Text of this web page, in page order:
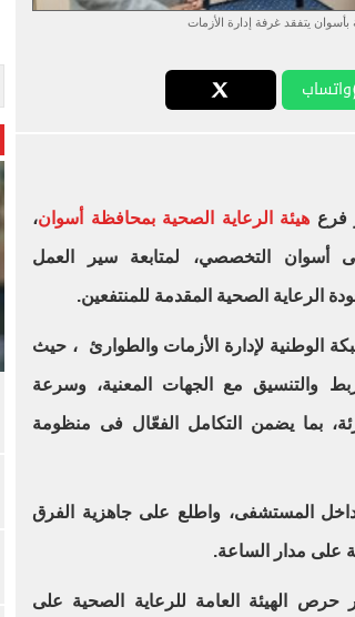
يتفقد غرفة إدارة الأزمات
واتساب
فرع هيئة الرعاية الصحية بمحافظة أسوان،
أسوان التخصصي، لمتابعة سير العمل
الرعاية الصحية المقدمة للمنتفعين.
الوطنية لإدارة الأزمات والطوارئ ، حيث
والتنسيق مع الجهات المعنية، وسرعة
بما يضمن التكامل الفعّال فى منظومة
المستشفى، واطلع على جاهزية الفرق
على مدار الساعة.
حرص الهيئة العامة للرعاية الصحية على